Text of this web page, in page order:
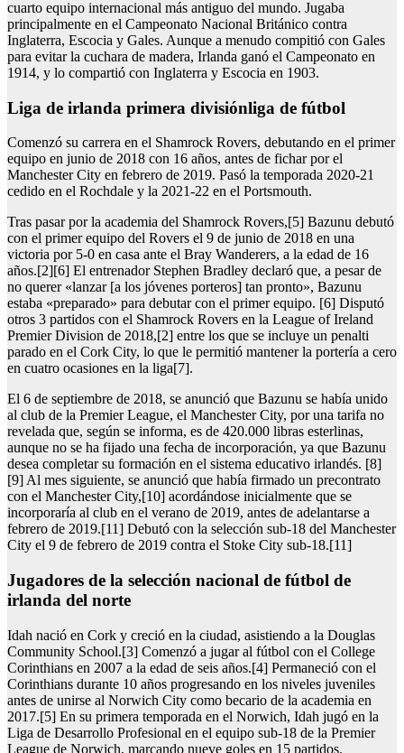
cuarto equipo internacional más antiguo del mundo. Jugaba
principalmente en el Campeonato Nacional Británico contra
Inglaterra, Escocia y Gales. Aunque a menudo compitió con Gales
para evitar la cuchara de madera, Irlanda ganó el Campeonato en
1914, y lo compartió con Inglaterra y Escocia en 1903.
liga de irlanda primera divisiónliga de fútbol
Comenzó su carrera en el Shamrock Rovers, debutando en el primer
equipo en junio de 2018 con 16 años, antes de fichar por el
Manchester City en febrero de 2019. Pasó la temporada 2020-21
cedido en el Rochdale y la 2021-22 en el Portsmouth.
Tras pasar por la academia del Shamrock Rovers,[5] Bazunu debutó
con el primer equipo del Rovers el 9 de junio de 2018 en una
victoria por 5-0 en casa ante el Bray Wanderers, a la edad de 16
años.[2][6] El entrenador Stephen Bradley declaró que, a pesar de
no querer «lanzar [a los jóvenes porteros] tan pronto», Bazunu
estaba «preparado» para debutar con el primer equipo. [6] Disputó
otros 3 partidos con el Shamrock Rovers en la League of Ireland
Premier Division de 2018,[2] entre los que se incluye un penalti
parado en el Cork City, lo que le permitió mantener la portería a cero
en cuatro ocasiones en la liga[7].
El 6 de septiembre de 2018, se anunció que Bazunu se había unido
al club de la Premier League, el Manchester City, por una tarifa no
revelada que, según se informa, es de 420.000 libras esterlinas,
aunque no se ha fijado una fecha de incorporación, ya que Bazunu
desea completar su formación en el sistema educativo irlandés. [8]
[9] Al mes siguiente, se anunció que había firmado un precontrato
con el Manchester City,[10] acordándose inicialmente que se
incorporaría al club en el verano de 2019, antes de adelantarse a
febrero de 2019.[11] Debutó con la selección sub-18 del Manchester
City el 9 de febrero de 2019 contra el Stoke City sub-18.[11]
jugadores de la selección nacional de fútbol de
irlanda del norte
Idah nació en Cork y creció en la ciudad, asistiendo a la Douglas
Community School.[3] Comenzó a jugar al fútbol con el College
Corinthians en 2007 a la edad de seis años.[4] Permaneció con el
Corinthians durante 10 años progresando en los niveles juveniles
antes de unirse al Norwich City como becario de la academia en
2017.[5] En su primera temporada en el Norwich, Idah jugó en la
Liga de Desarrollo Profesional en el equipo sub-18 de la Premier
League de Norwich, marcando nueve goles en 15 partidos.